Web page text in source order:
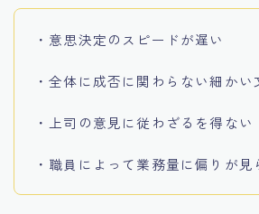
・意思決定のスピードが遅い
・全体に成否に関わらない細かい
・上司の意見に従わざるを得ない
・職員によって業務量に偏りが見